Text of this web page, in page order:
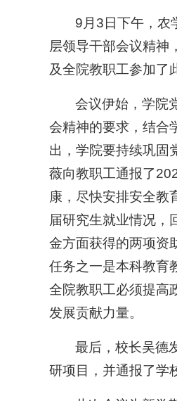
9月3日下午，农
层领导干部会议精神
及全院教职工参加了
会议伊始，学院
会精神的要求，结合
出，学院要持续巩固
薇向教职工通报了
康，尽快安排安全教
届研究生就业情况，
金方面获得的两项资
任务之一是本科教育
全院教职工必须提高
发展贡献力量。
最后，校长吴德
研项目，并通报了学